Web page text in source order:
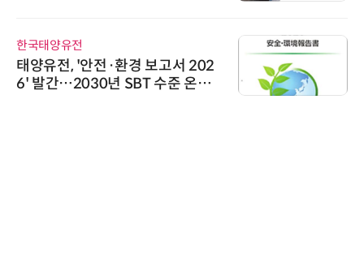
한국태양유전
태양유전, '안전·환경 보고서 202
6' 발간…2030년 SBT 수준 온실